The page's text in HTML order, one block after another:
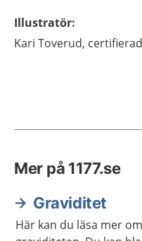
Illustratör:
Kari Toverud,
Mer på 1177.se
Graviditet
Här kan du läsa mer